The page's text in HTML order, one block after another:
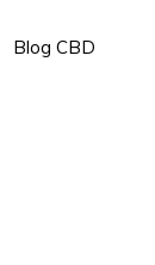
Blog CBD